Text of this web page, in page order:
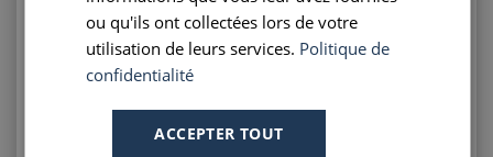
portes dans le 16ème arrondissement. Devant le
bureau de l’artiste, on imagine la folie d’écriture,
la plume addict des mots devant le buste de
longue liste des personnages de ses oeuvres et
leurs liens de parenté. On réalise alors le génie de
ou qu'ils ont collectées lors de votre
utilisation de leurs services. Politique de
confidentialité
ACCEPTER TOUT